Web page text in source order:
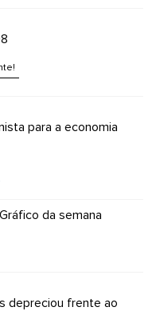
para a economia
da semana
depreciou frente ao